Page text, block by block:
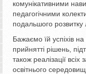
комунікативними
педагогічними
подальшого розвитку
Бажаємо їй успіхів
прийнятті рішень,
також реалізації всіх
освітнього